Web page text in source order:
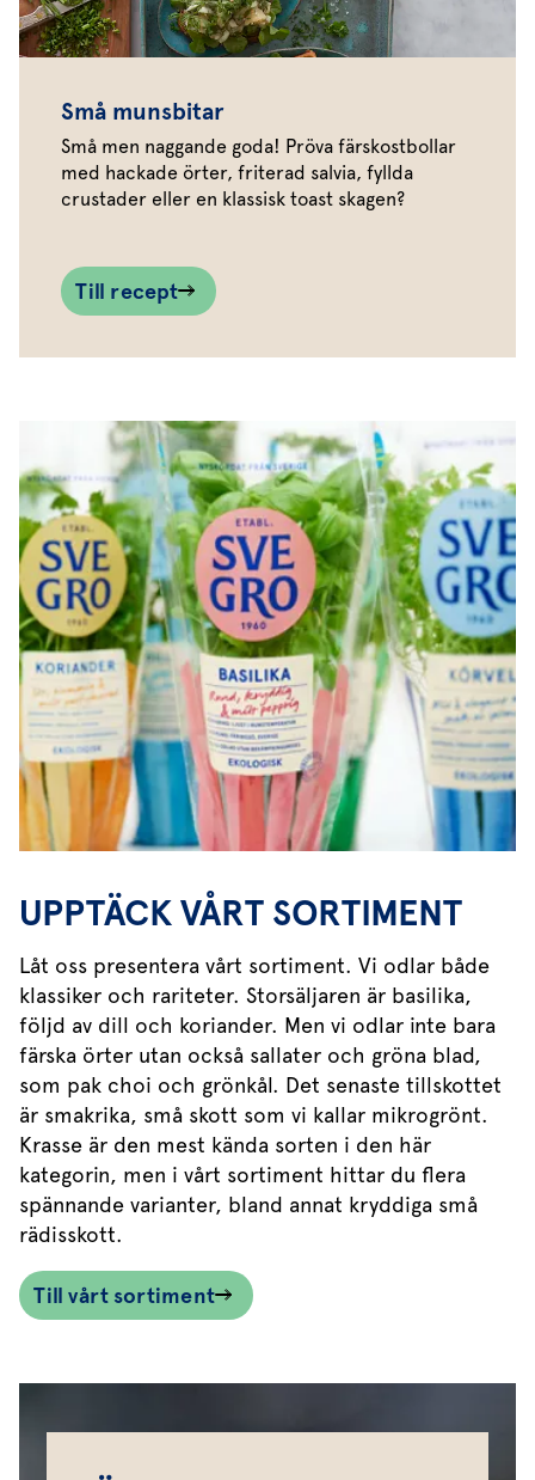
Små munsbitar
Små men naggande goda! Pröva färskostbollar
med hackade örter, friterad salvia, fyllda
crustader eller en klassisk toast skagen?
Till recept
UPPTÄCK VÅRT SORTIMENT
Låt oss presentera vårt sortiment. Vi odlar både
klassiker och rariteter. Storsäljaren är basilika,
följd av dill och koriander. Men vi odlar inte bara
färska örter utan också sallater och gröna blad,
som pak choi och grönkål. Det senaste tillskottet
är smakrika, små skott som vi kallar mikrogrönt.
Krasse är den mest kända sorten i den här
kategorin, men i vårt sortiment hittar du flera
spännande varianter, bland annat kryddiga små
rädisskott.
Till vårt sortiment